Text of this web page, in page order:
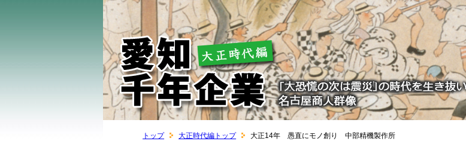
トップ 大正時代編トップ 大正14年 愚直にモノ創り 中部精機製作所